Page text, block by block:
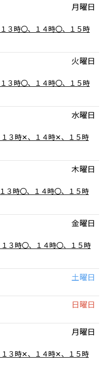
月曜日
３時〇、１４時〇、１５時
火曜日
３時〇、１４時〇、１５時
水曜日
１３時✕、１４時✕、１５時
木曜日
３時〇、１４時〇、１５時
金曜日
３時〇、１４時〇、１５時
土曜日
日曜日
月曜日
１３時✕、１４時✕、１５時